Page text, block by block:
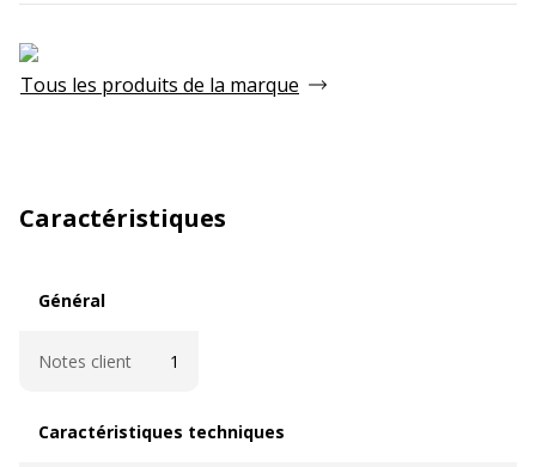
Tous les produits de la marque
Caractéristiques
Général
Notes client 1
Caractéristiques techniques